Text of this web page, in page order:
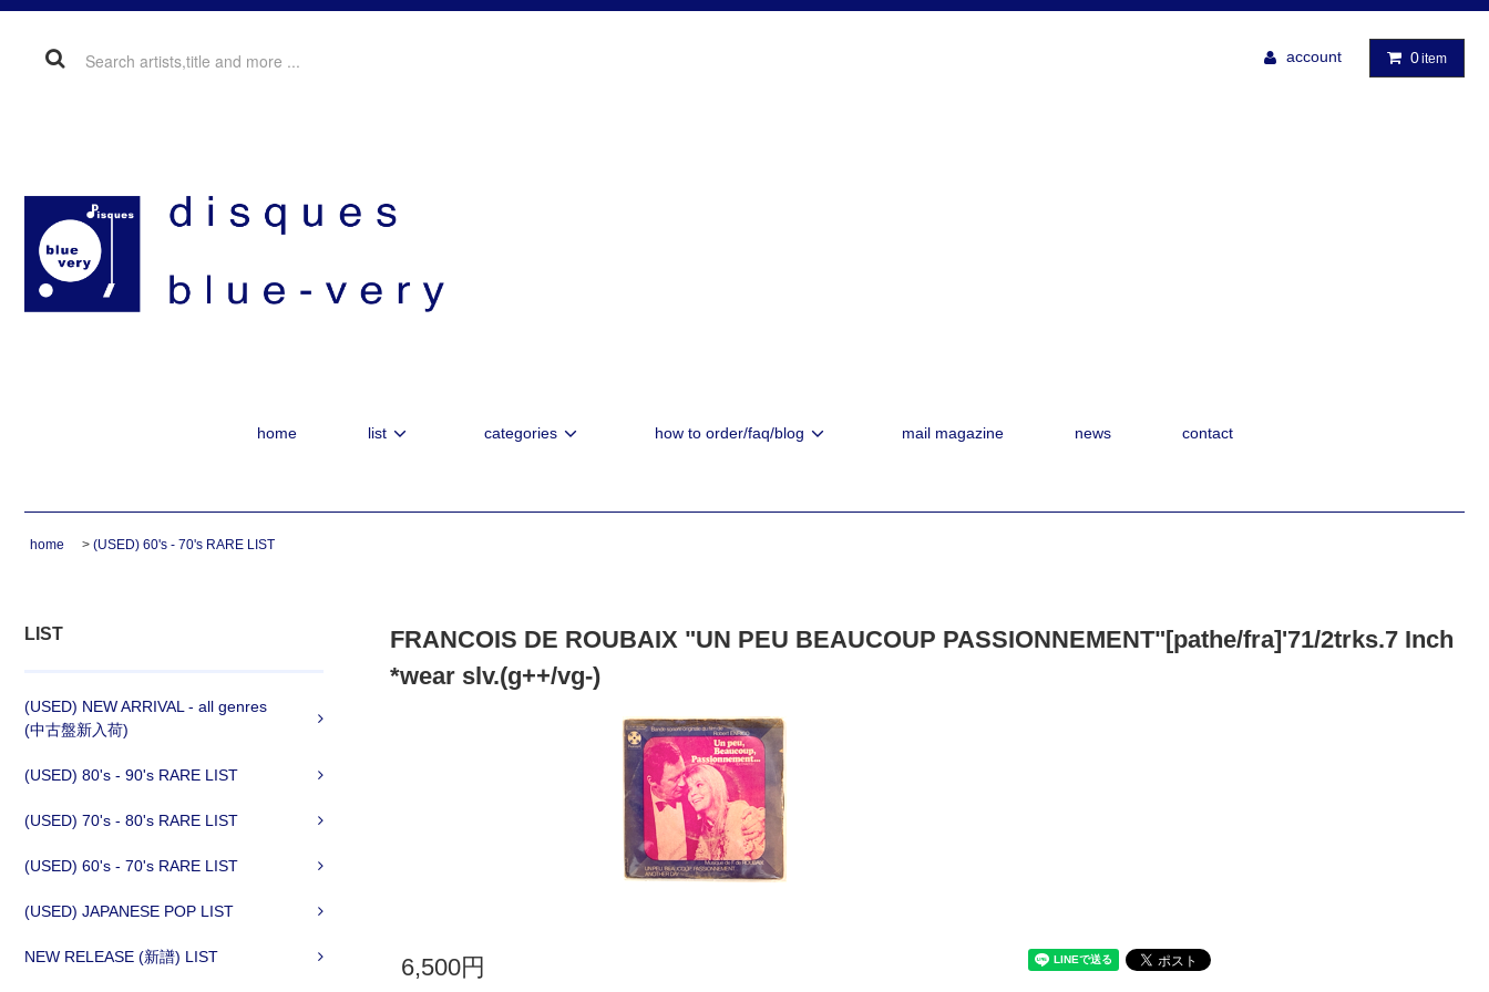
account 0item
home list categories how to order/faq/blog mail magazine news contact
home > (USED) 60's - 70's RARE LIST
LIST
(USED) NEW ARRIVAL - all genres
(中古盤新入荷)
(USED) 80's - 90's RARE LIST
(USED) 70's - 80's RARE LIST
(USED) 60's - 70's RARE LIST
(USED) JAPANESE POP LIST
NEW RELEASE (新譜) LIST
FRANCOIS DE ROUBAIX "UN PEU BEAUCOUP PASSIONNEMENT"[pathe/fra]'71/2trks.7 Inch
*wear slv.(g++/vg-)
6,500円